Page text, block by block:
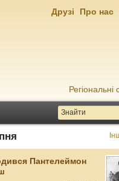
Регіональні
Друзі Про нас
Пантелеймон